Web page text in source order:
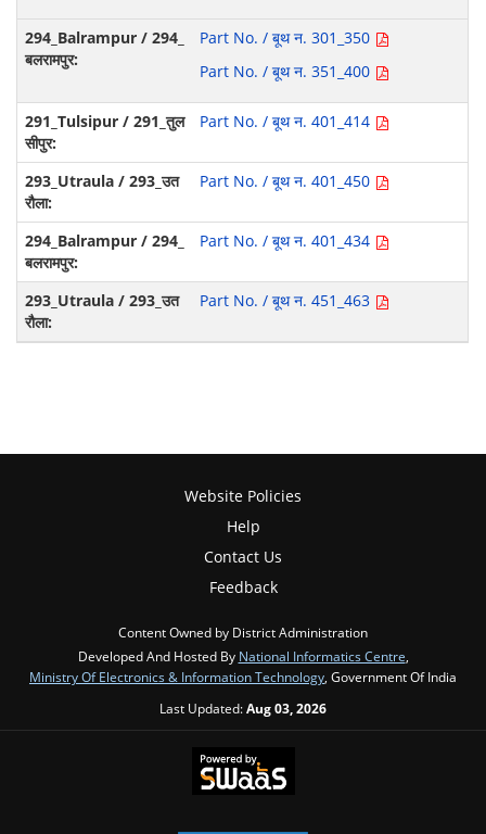
Part No. / बूथ न. 301_350
Part No. / बूथ न. 351_400
Part No. / बूथ न. 401_414
Part No. / बूथ न. 401_450
Part No. / बूथ न. 401_434
Part No. / बूथ न. 451_463
Website Policies
Help
Contact Us
Feedback
Content Owned by District Administration
Developed And Hosted By National Informatics Centre,
Ministry Of Electronics & Information Technology, Government Of India
Last Updated:Aug 03, 2026